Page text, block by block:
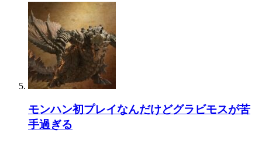
モンハン初プレイなんだけどグラビモスが苦
手過ぎる